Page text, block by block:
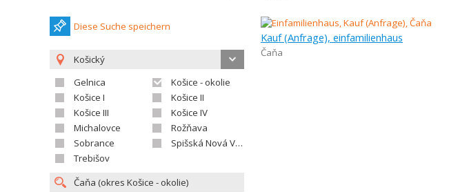
Diese Suche speichern
Košický
Gelnica
Košice - okolie
Košice I
Košice II
Košice III
Košice IV
Michalovce
Rožňava
Sobrance
Spišská Nová Ves
Trebišov
Kauf (Anfrage), einfamilienhaus
Čaňa